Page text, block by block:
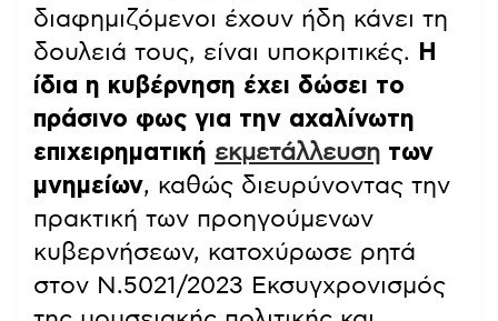
διαφημιζόμενοι έχουν ήδη κάνει τη
δουλειά τους, είναι υποκριτικές.
Η
ίδια η κυβέρνηση έχει δώσει το
πράσινο φως για την αχαλίνωτη
επιχειρηματική εκμετάλλευση των
μνημείων, καθώς διευρύνοντας την
πρακτική των προηγούμενων
κυβερνήσεων, κατοχύρωσε ρητά
στον Ν.5021/2023 Εκσυγχρονισμός